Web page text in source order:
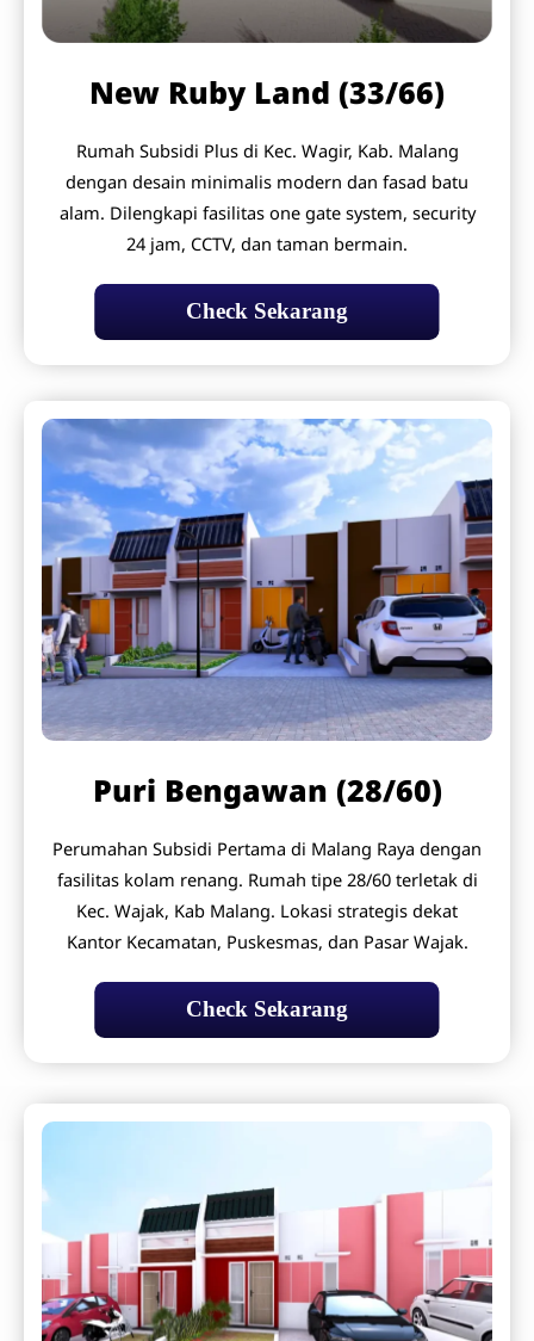
New Ruby Land (33/66)
Rumah Subsidi Plus di Kec. Wagir, Kab. Malang
dengan desain minimalis modern dan fasad batu
alam. Dilengkapi fasilitas one gate system, security
24 jam, CCTV, dan taman bermain.
Puri Bengawan (28/60)
Perumahan Subsidi Pertama di Malang Raya dengan
fasilitas kolam renang. Rumah tipe 28/60 terletak di
Kec. Wajak, Kab Malang. Lokasi strategis dekat
Kantor Kecamatan, Puskesmas, dan Pasar Wajak.